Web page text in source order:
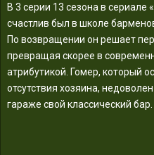
В 3 серии 13 сезона в
счастлив был в школе
По возвращении он решает
превращая скорее в
атрибутикой. Гомер, который
отсутствия хозяина,
гараже свой классический бар.